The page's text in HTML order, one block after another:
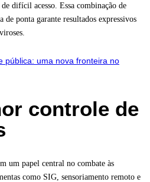
difícil acesso. Essa combinação de
de ponta garante resultados expressivos
pública: uma nova fronteira no
controle de
um papel central no combate às
como SIG, sensoriamento remoto e